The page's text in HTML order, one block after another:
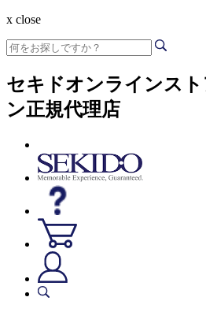
x close
セキドオンラインス
ン正規代理店